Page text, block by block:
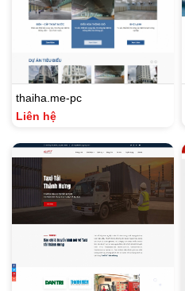
thaiha.me-pc
Liên hệ